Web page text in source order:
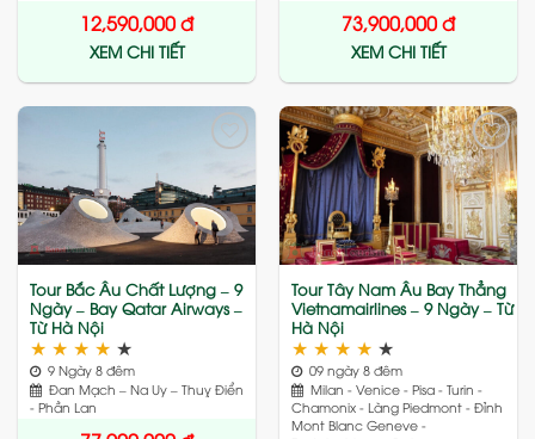
12,590,000đ
XEM CHI TIẾT
73,900,000đ
XEM CHI TIẾT
to
wishlist
Tour Bắc Âu Chất Lượng – 9
Ngày – Bay Qatar Airways –
Từ Hà Nội
★ ★ ★ ★ ★
9 Ngày 8 đêm
Đan Mạch – Na Uy – Thuỵ Điển
- Phần Lan
Add
to
wishlist
Tour Tây Nam Âu Bay Thẳng
Vietnamairlines – 9 Ngày – Từ
Hà Nội
★ ★ ★ ★ ★
09 ngày 8 đêm
Milan - Venice - Pisa - Turin -
Chamonix - Làng Piedmont - Đỉnh
Mont Blanc Geneve -